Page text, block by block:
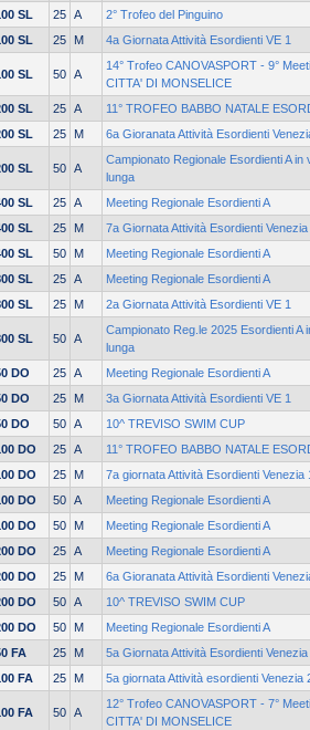
SL 25 A 2° Trofeo del Pinguino
SL
25 M 4a Giornata Attività Esordienti VE 1
SL 50 A
14° Trofeo CANOVASPORT - 9°
CITTA' DI MONSELICE
SL 25 A 11° TROFEO BABBO NATALE
SL
25 M 6a Gioranata Attività Esordienti
SL 50 A
Campionato Regionale Esordienti A in
lunga
SL 25 A Meeting Regionale Esordienti A
SL
25 M 7a Giornata Attività Esordienti Venezia
SL
50 M Meeting Regionale Esordienti A
SL
25 A Meeting Regionale Esordienti A
SL
25 M 2a Giornata Attività Esordienti VE 1
SL 50 A
Campionato Reg.le 2025 Esordienti A
lunga
DO 25 A Meeting Regionale Esordienti A
DO
25 M 3a Giornata Attività Esordienti VE 1
DO
50 A 10^ TREVISO SWIM CUP
DO
25 A 11° TROFEO BABBO NATALE
DO
25 M 7a giornata Attività Esordienti Venezia
DO
50 A Meeting Regionale Esordienti A
DO
50 M Meeting Regionale Esordienti A
DO
25 A Meeting Regionale Esordienti A
DO
25 M 6a Gioranata Attività Esordienti
DO
50 A 10^ TREVISO SWIM CUP
DO
50 M Meeting Regionale Esordienti A
FA
25 M 5a Giornata Attività Esordienti Venezia
FA
25 M 5a giornata Attività esordienti Venezia
FA 50 A
12° Trofeo CANOVASPORT - 7°
CITTA' DI MONSELICE